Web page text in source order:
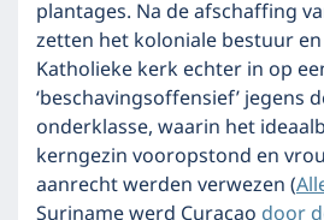
plantages. Na de afschaffing
zetten het koloniale bestuur
Katholieke kerk echter in op
‘beschavingsoffensief’ jegens
onderklasse, waarin het
kerngezin vooropstond en
aanrecht werden verwezen (